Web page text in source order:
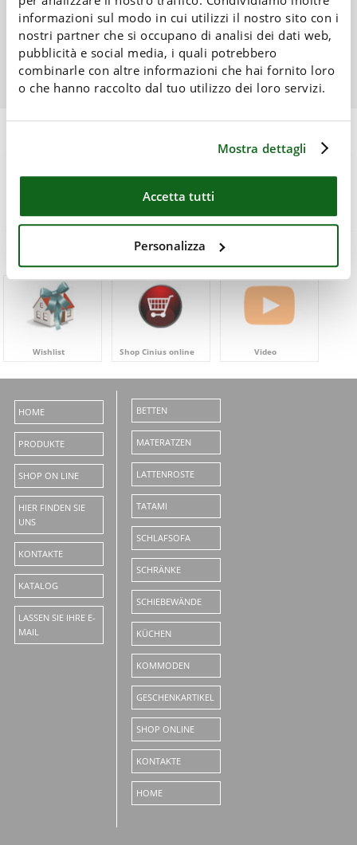
informazioni sul modo in cui utilizzi il nostro sito con i
nostri partner che si occupano di analisi dei dati web,
pubblicità e social media, i quali potrebbero
combinarle con altre informazioni che hai fornito loro
o che hanno raccolto dal tuo utilizzo dei loro servizi.
Mostra dettagli
Accetta tutti
Personalizza
Wishlist Shop Cinius online Video
HOME
PRODUKTE
SHOP ON LINE
HIER FINDEN SIE
UNS
KONTAKTE
KATALOG
LASSEN SIE IHRE E-
MAIL
BETTEN
MATERATZEN
LATTENROSTE
TATAMI
SCHLAFSOFA
SCHRÄNKE
SCHIEBEWÄNDE
KÜCHEN
KOMMODEN
GESCHENKARTIKEL
SHOP ONLINE
KONTAKTE
HOME